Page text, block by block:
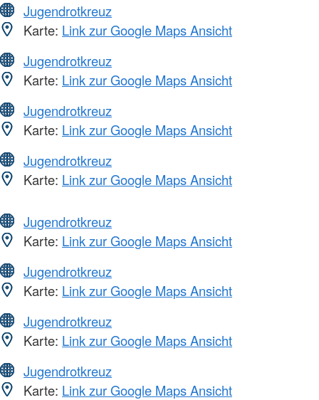
Jugendrotkreuz
Karte: Link zur Google Maps Ansicht
Jugendrotkreuz
Karte: Link zur Google Maps Ansicht
Jugendrotkreuz
Karte: Link zur Google Maps Ansicht
Jugendrotkreuz
Karte: Link zur Google Maps Ansicht
Jugendrotkreuz
Karte: Link zur Google Maps Ansicht
Jugendrotkreuz
Karte: Link zur Google Maps Ansicht
Jugendrotkreuz
Karte: Link zur Google Maps Ansicht
Jugendrotkreuz
Karte: Link zur Google Maps Ansicht